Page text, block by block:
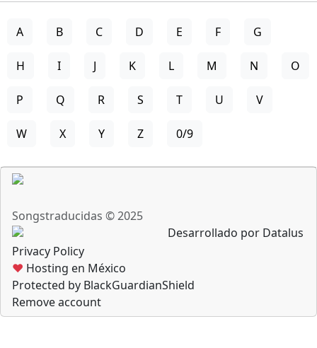
A B C D E F G
H I J K L M N O
P Q R S T U V
W X Y Z 0/9
Songstraducidas © 2025
Desarrollado por Datalus
Privacy Policy
♥ Hosting en México
Protected by BlackGuardianShield
Remove account